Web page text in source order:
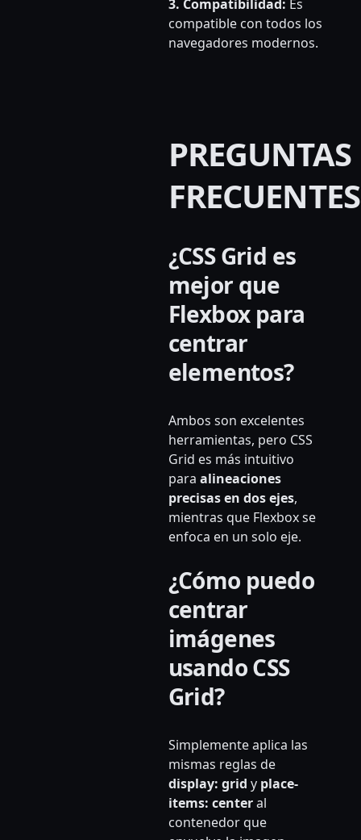
3. Compatibilidad: Es
compatible con todos los
navegadores modernos.
PREGUNTAS
FRECUENTES
¿CSS Grid es
mejor que
Flexbox para
centrar
elementos?
Ambos son excelentes
herramientas, pero CSS
Grid es más intuitivo
para alineaciones
precisas en dos ejes,
mientras que Flexbox se
enfoca en un solo eje.
¿Cómo puedo
centrar
imágenes
usando CSS
Grid?
Simplemente aplica las
mismas reglas de
display: grid y place-
items: centeral
contenedor que